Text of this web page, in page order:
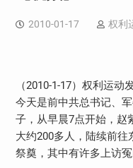
2010-01-17 权利
（2010-1-17）权利运动
今天是前中共总书记、
子，从早晨7点开始，赵
大约200多人，陆续前往
祭奠，其中有许多上访冤